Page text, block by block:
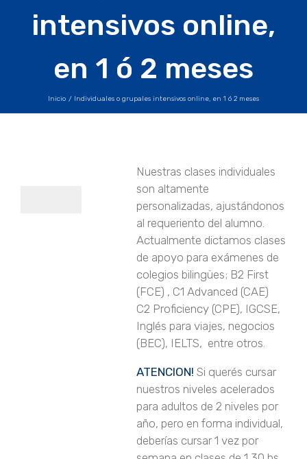
intensivos online,
en 1 ó 2 meses
Inicio Individuales o grupales intensivos online, en 1 ó 2 meses
Nuestras clases individuales
son altamente
personalizadas, ajustándonos
al requeriento del alumno.
Actualmente dictamos clases
de apoyo para exámenes de
colegios bilingües; B2 First
(FCE) , C1 Advanced (CAE)
C2 Proficiency (CPE), IGCSE,
Inglés para viajes, negocios
(BEC), IELTS, entre otros.
ATENCION! Si querés cursar
nuestros niveles acelerados
para adultos de 2 niveles por
año, pero en forma individual,
deberías cursar 1 vez por